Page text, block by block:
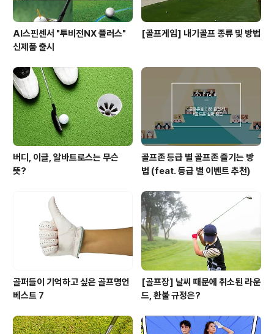
AI스핀센서 "투비전NX 플러스"
신제품 출시
[골프게임] 내기골프 종류 및 방법
버디, 이글, 알바트로스는 무슨
뜻?
골프존 등급 별 골프존 즐기는 방
법 (feat. 등급 별 이벤트 추천)
골퍼들이 기억하고 싶은 골프명언
베스트 7
[골프장] 날씨 때문에 취소된 라운
드, 환불 규정은?